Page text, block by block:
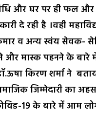
और घर पर ही फल और
दे रही है ।वही
व अन्य स्वंय
और मास्क पहनने के बारे
डॉ.ऊषा किरण शर्मा ने
जिम्मेदारी का
19 के बारे में आम